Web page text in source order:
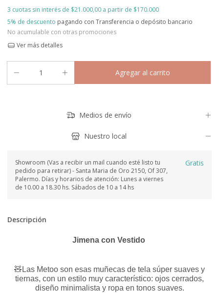
3 cuotas sin interés de $21.000,00
5% de descuento pagando con Transferencia o depósito bancario
No acumulable con otras promociones
Ver más detalles
Medios de envío
Nuestro local
Showroom (Vas a recibir un mail cuando esté listo tu
pedido para retirar) - Santa Maria de Oro 2150, Of 307,
Palermo. Días y horarios de atención: Lunes a viernes
de 10.00 a 18.30 hs. Sábados de 10 a 14 hs
Gratis
Descripción
Jimena con Vestido
🧸Las Metoo son esas muñecas de tela súper suaves y
tiernas, con un estilo muy característico: ojos cerrados,
diseño minimalista y ropa en tonos suaves.